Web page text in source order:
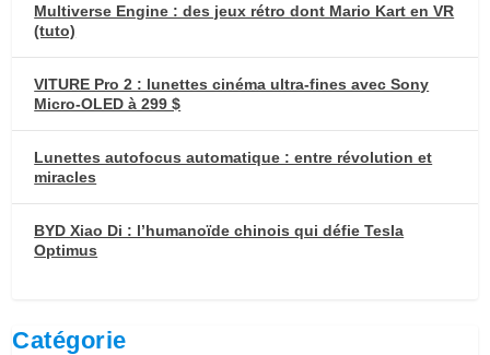
Multiverse Engine : des jeux rétro dont Mario Kart en VR
(tuto)
VITURE Pro 2 : lunettes cinéma ultra-fines avec Sony
Micro-OLED à 299 $
Lunettes autofocus automatique : entre révolution et
miracles
BYD Xiao Di : l’humanoïde chinois qui défie Tesla
Optimus
Catégorie